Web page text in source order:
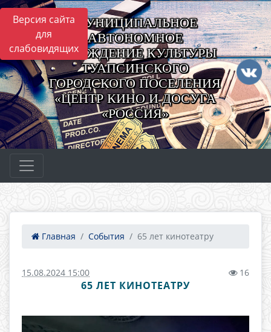
Версия сайта
для
слабовидящих
МУНИЦИПАЛЬНОЕ
АВТОНОМНОЕ
УЧРЕЖДЕНИЕ КУЛЬТУРЫ
ТУАПСИНСКОГО
ГОРОДСКОГО ПОСЕЛЕНИЯ
«ЦЕНТР КИНО И ДОСУГА
«РОССИЯ»
Главная События 65 лет кинотеатру
15.08.2024 15:00 16
65 ЛЕТ КИНОТЕАТРУ